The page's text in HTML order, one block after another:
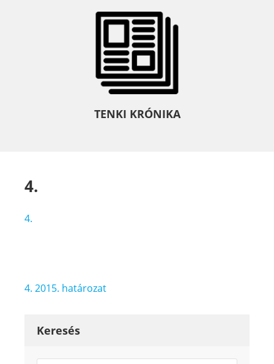
TENKI KRÓNIKA
4.
4.
Bejegyzés
4. 2015. határozat
Keresés